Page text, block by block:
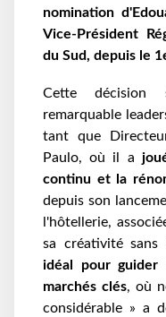
nomination
Vice-Président
du Sud, depuis le
Cette décision
remarquable
tant que
Paulo, où il a
continu et la
depuis son
l'hôtellerie,
sa créativité
idéal pour guider
marchés clés, où
considérable » a